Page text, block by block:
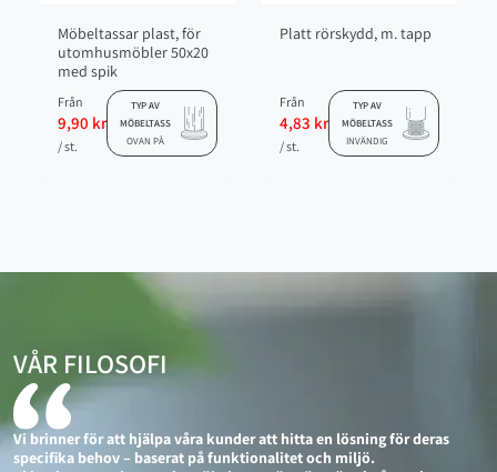
Möbeltassar plast, för
utomhusmöbler 50x20
med spik
Från
9,90 kr
/ st.
TYP AV
MÖBELTASS
OVAN PÅ
Platt rörskydd, m. tapp
Från
4,83 kr
/ st.
TYP AV
MÖBELTASS
INVÄNDIG
VÅR FILOSOFI
Vi brinner för att hjälpa våra kunder att hitta en lösning för deras
specifika behov – baserat på funktionalitet och miljö.